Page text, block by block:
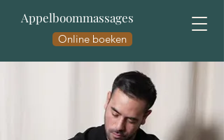
Appelboommassages
Online boeken